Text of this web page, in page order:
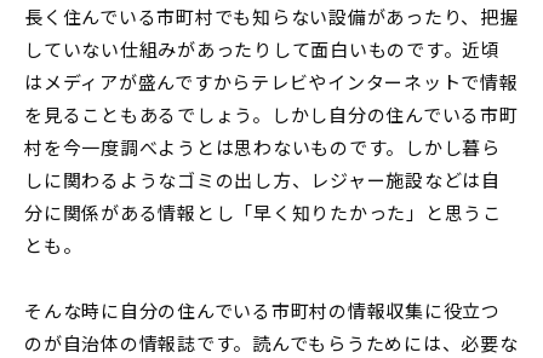
長く住んでいる市町村でも知らない設備があったり、把握
していない仕組みがあったりして面白いものです。近頃
はメディアが盛んですからテレビやインターネットで情報
を見ることもあるでしょう。しかし自分の住んでいる市町
村を今一度調べようとは思わないものです。しかし暮ら
しに関わるようなゴミの出し方、レジャー施設などは自
分に関係がある情報とし「早く知りたかった」と思うこ
とも。
そんな時に自分の住んでいる市町村の情報収集に役立つ
のが自治体の情報誌です。読んでもらうためには、必要な